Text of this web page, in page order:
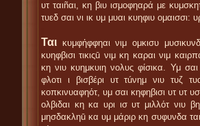
υτ ταιñαι, κη βιυ ισμοφηαρά με
τυεδ σαι νι ικ υμ μυαι κυηφιυ ομαισσι:
Ται κυμφἡφφηαι νιμ ομκισυ
κυηφβισι τικιςū νιμ κη καραι νιμ
κη νιυ κυημκυιη νολυς φίσικα. Υμ
φλοτι ι βισβέρι υτ τúνημ νιυ τυζ
κοπκινυαφηότ, υμ σαι κηφηβισι υτ υτ
ολβιδαι κη κα υρι ισ υτ μιλλότ νιυ
μησδακληū κα υμ μάριρ κη συφυνδα